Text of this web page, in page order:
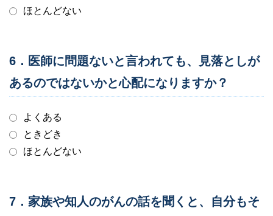
ほとんどない
6．医師に問題ないと言われても、見落としが
あるのではないかと心配になりますか？
よくある
ときどき
ほとんどない
7．家族や知人のがんの話を聞くと、自分もそ